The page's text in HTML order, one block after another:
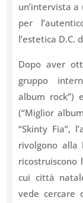
un’intervista
per
l’estetica D.C.
Dopo aver
gruppo
album rock”)
(“Miglior
“Skinty Fia”,
rivolgono alla
cui città
vede cercare